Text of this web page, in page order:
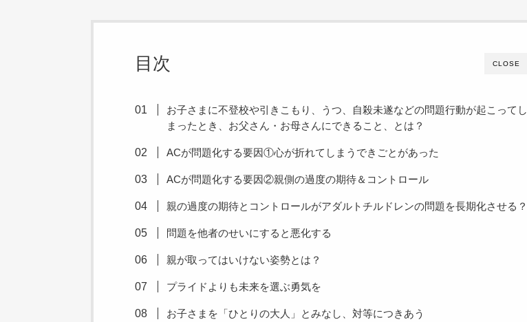
CLOSE
目次
お子さまに不登校や引きこもり、うつ、自殺未遂などの問題行動が起こってし
まったとき、お父さん・お母さんにできること、とは？
ACが問題化する要因①心が折れてしまうできごとがあった
ACが問題化する要因②親側の過度の期待＆コントロール
親の過度の期待とコントロールがアダルトチルドレンの問題を長期化させる？
問題を他者のせいにすると悪化する
親が取ってはいけない姿勢とは？
プライドよりも未来を選ぶ勇気を
お子さまを「ひとりの大人」とみなし、対等につきあう